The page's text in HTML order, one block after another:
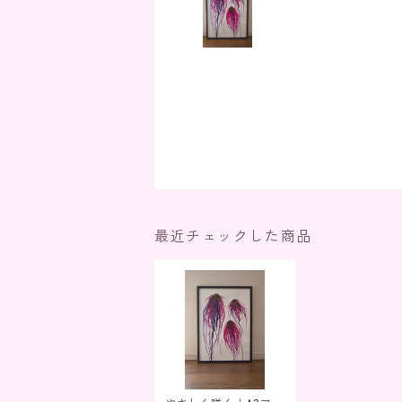
最近チェックした商品